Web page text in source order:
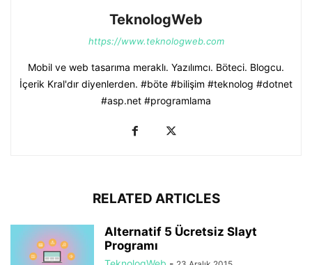
TeknologWeb
https://www.teknologweb.com
Mobil ve web tasarıma meraklı. Yazılımcı. Böteci. Blogcu.
İçerik Kral'dır diyenlerden. #böte #bilişim #teknolog #dotnet
#asp.net #programlama
RELATED ARTICLES
Alternatif 5 Ücretsiz Slayt
Programı